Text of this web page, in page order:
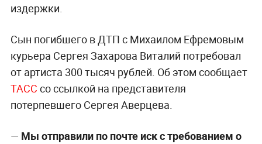
издержки.
Сын погибшего в ДТП с Михаилом Ефремовым
курьера Сергея Захарова Виталий потребовал
от артиста 300 тысяч рублей. Об этом сообщает
ТАСС со ссылкой на представителя
потерпевшего Сергея Аверцева.
— Мы отправили по почте иск с требованием о